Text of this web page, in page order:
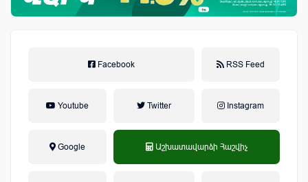
Facebook RSS Feed
Youtube Twitter Instagram
Google Աշխատավարձի Հաշվիչ